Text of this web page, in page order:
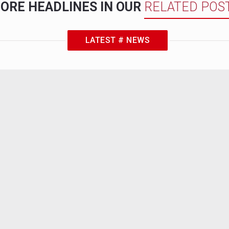
HEADLINES IN OUR RELATED
LATEST # NEWS